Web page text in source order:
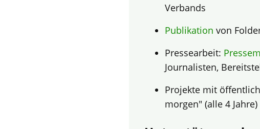
Verbands
Publikation von
Pressearbeit:
Journalisten,
Projekte mit
morgen" (alle 4 Jahre)